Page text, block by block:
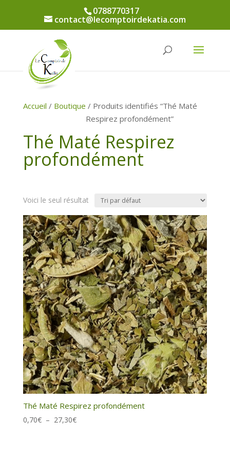
0788770317
contact@lecomptoirdekatia.com
Accueil / Boutique / Produits identifiés “Thé Maté
Respirez profondément”
Thé Maté Respirez
profondément
Voici le seul résultat
Thé Maté Respirez profondément
0,70€ – 27,30€Plage